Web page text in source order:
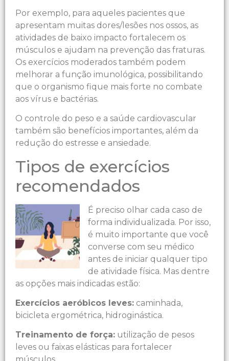
Por exemplo, para aqueles pacientes que
apresentam muitas dores/lesões nos ossos, as
atividades de baixo impacto fortalecem os
músculos e ajudam na prevenção das fraturas.
Os exercícios moderados também podem
melhorar a função imunológica, possibilitando
que o organismo fique mais forte no combate
aos vírus e bactérias.
O controle do peso e a saúde cardiovascular
também são benefícios importantes, além da
redução do estresse e ansiedade.
Tipos de exercícios
recomendados
É preciso olhar cada caso de
forma individualizada. Por isso,
é muito importante que você
converse com seu médico
antes de iniciar qualquer tipo
de atividade física. Mas dentre
as opções mais indicadas estão:
Exercícios aeróbicos leves: caminhada,
bicicleta ergométrica, hidroginástica.
Treinamento de força: utilização de pesos
leves ou faixas elásticas para fortalecer